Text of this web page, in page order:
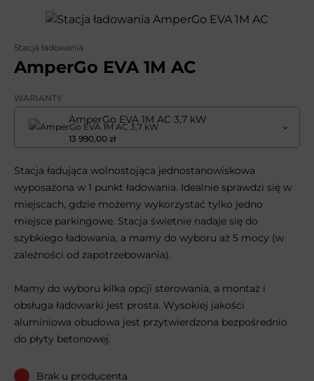
Stacja ładowania
AmperGo EVA 1M AC
WARIANTY
AmperGo EVA 1M AC 3,7 kW
13 990,00 zł
Stacja ładująca wolnostojąca jednostanowiskowa
wyposażona w 1 punkt ładowania. Idealnie sprawdzi się w
miejscach, gdzie możemy wykorzystać tylko jedno
miejsce parkingowe. Stacja świetnie nadaje się do
szybkiego ładowania, a mamy do wyboru aż 5 mocy (w
zależności od zapotrzebowania).
Mamy do wyboru kilka opcji sterowania, a montaż i
obsługa ładowarki jest prosta. Wysokiej jakości
aluminiowa obudowa jest przytwierdzona bezpośrednio
do płyty betonowej.
Brak u producenta